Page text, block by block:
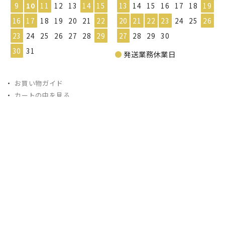
9
10 11 12 13 14 15
16
17 18 19 20 21
22
23
24 25 26 27 28
29
30
31
13
14 15 16 17 18
19
20
21 22 23 24 25
26
27
28 29 30
● 発送業務休業日
・ お買い物ガイド
・ カートの中を見る